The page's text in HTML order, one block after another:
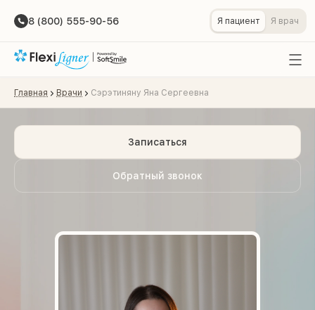
8 (800) 555-90-56 Я пациент Я врач
Главная Врачи Сэрэтиняну Яна Сергеевна
Обратный звонок
Записаться